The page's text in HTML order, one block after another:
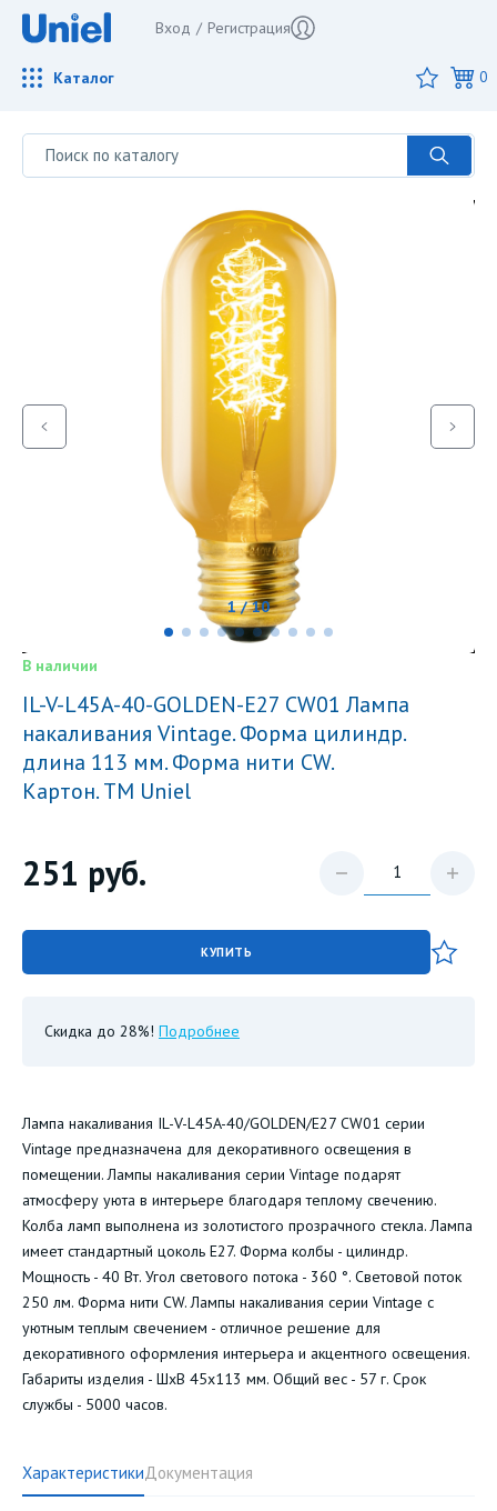
Вход / Регистрация
Каталог 0
1 / 10
В наличии
IL-V-L45A-40-GOLDEN-E27 CW01 Лампа
накаливания Vintage. Форма цилиндр.
длина 113 мм. Форма нити CW.
Картон. ТМ Uniel
251 руб.
КУПИТЬ
Скидка до 28%! Подробнее
Лампа накаливания IL-V-L45A-40/GOLDEN/E27 CW01 серии
Vintage предназначена для декоративного освещения в
помещении. Лампы накаливания серии Vintage подарят
атмосферу уюта в интерьере благодаря теплому свечению.
Колба ламп выполнена из золотистого прозрачного стекла. Лампа
имеет стандартный цоколь Е27. Форма колбы - цилиндр.
Мощность - 40 Вт. Угол светового потока - 360 °. Световой поток
250 лм. Форма нити CW. Лампы накаливания серии Vintage с
уютным теплым свечением - отличное решение для
декоративного оформления интерьера и акцентного освещения.
Габариты изделия - ШхВ 45х113 мм. Общий вес - 57 г. Срок
службы - 5000 часов.
ХарактеристикиДокументация